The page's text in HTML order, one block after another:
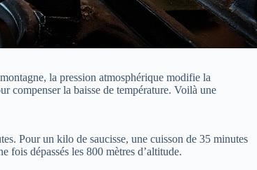
la pression atmosphérique modifie la
compenser la baisse de température. Voilà une
Pour un kilo de saucisse, une cuisson de 35 minutes
fois dépassés les 800 mètres d’altitude.